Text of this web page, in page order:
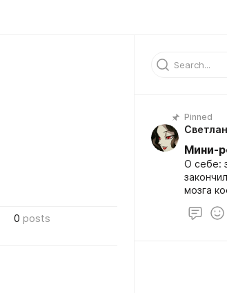
0 posts
Pinned
Мини-
О себе:
мозга